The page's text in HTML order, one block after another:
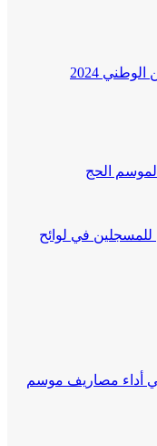
2024
لموسم الحج
في لوائح
أداء مصاريف موسم